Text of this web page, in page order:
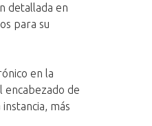
detallada en
para su
en la
encabezado de
más